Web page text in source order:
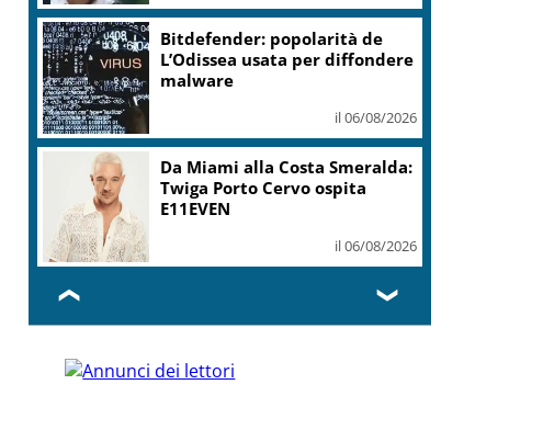
Bitdefender: popolarità de
L’Odissea usata per diffondere
malware
il 06/08/2026
Da Miami alla Costa Smeralda:
Twiga Porto Cervo ospita
E11EVEN
il 06/08/2026
❮ ❯